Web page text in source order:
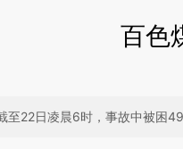
百色
至22日凌晨6时，事故中被困